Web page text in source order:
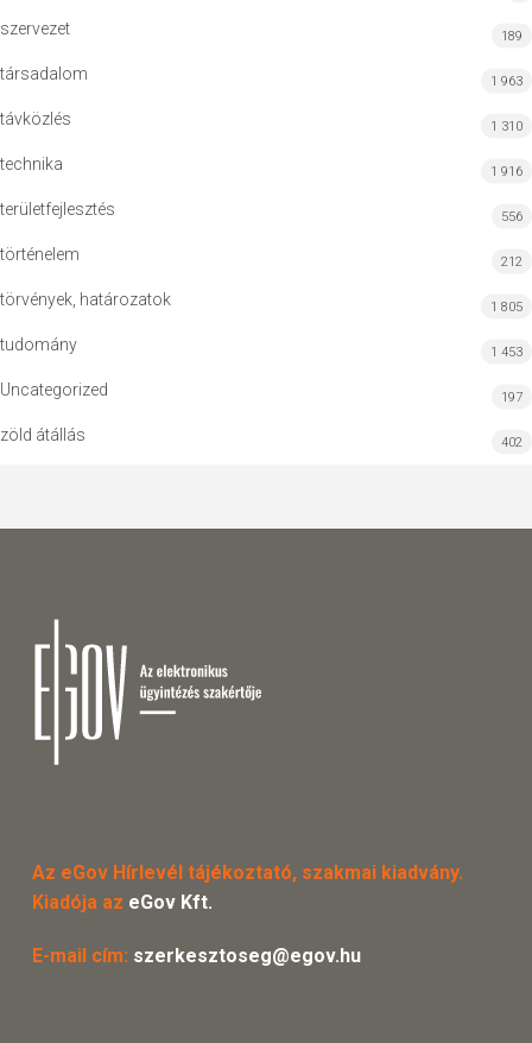
szervezet 189
társadalom 1 963
távközlés 1 310
technika 1 916
területfejlesztés 556
történelem 212
törvények, határozatok 1 805
tudomány 1 453
Uncategorized 197
zöld átállás 402
Az eGov Hírlevél tájékoztató, szakmai kiadvány.
Kiadója az eGov Kft.
E-mail cím: szerkesztoseg@egov.hu